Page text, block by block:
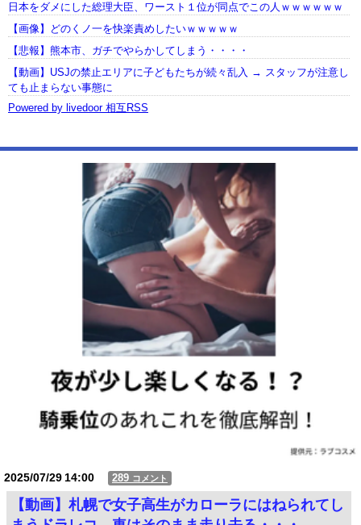
日本をダメにした総理大臣、ワースト１位が同点でこの人ｗｗｗｗｗｗ
【画像】どのくノ一を快楽責めしたいｗｗｗｗｗ
【悲報】熊本市、ガチでやらかしてしまう・・・・
【動画】USJの禁止エリアに子どもたちが続々乱入 → スタッフが注意し
ても止まらない事態に
Powered by livedoor 相互RSS
2025/07/2914:00 289 コメント
【動画】札幌で女子高生がカローラにはねられてし